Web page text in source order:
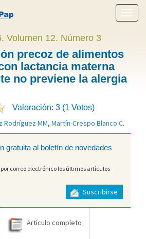
menú
Volumen 12. Número 3
precoz de alimentos
lactancia materna
no previene la alergia
Valoración: 3 (1 Votos)
Rodríguez MM, Martín-Crespo Blanco C.
gratuita al boletín de novedades
correo electrónico los últimos artículos
Suscribirse
Artículo completo